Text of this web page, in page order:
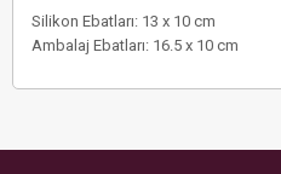
Silikon Ebatları: 13 x 10 cm
Ambalaj Ebatları: 16.5 x 10 cm